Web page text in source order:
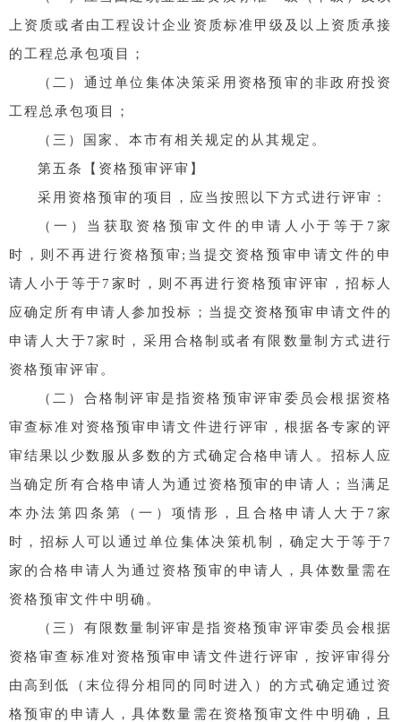
上资质或者由工程设计企业资质标准甲级及以上资质承接
的工程总承包项目；
（二）通过单位集体决策采用资格预审的非政府投资
工程总承包项目；
（三）国家、本市有相关规定的从其规定。
第五条【资格预审评审】
采用资格预审的项目，应当按照以下方式进行评审：
（一）当获取资格预审文件的申请人小于等于7家
时，则不再进行资格预审;当提交资格预审申请文件的申
请人小于等于7家时，则不再进行资格预审评审，招标人
应确定所有申请人参加投标；当提交资格预审申请文件的
申请人大于7家时，采用合格制或者有限数量制方式进行
资格预审评审。
（二）合格制评审是指资格预审评审委员会根据资格
审查标准对资格预审申请文件进行评审，根据各专家的评
审结果以少数服从多数的方式确定合格申请人。招标人应
当确定所有合格申请人为通过资格预审的申请人；当满足
本办法第四条第（一）项情形，且合格申请人大于7家
时，招标人可以通过单位集体决策机制，确定大于等于7
家的合格申请人为通过资格预审的申请人，具体数量需在
资格预审文件中明确。
（三）有限数量制评审是指资格预审评审委员会根据
资格审查标准对资格预审申请文件进行评审，按评审得分
由高到低（末位得分相同的同时进入）的方式确定通过资
格预审的申请人，具体数量需在资格预审文件中明确，且